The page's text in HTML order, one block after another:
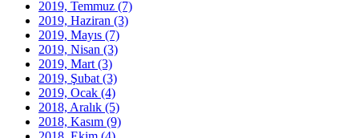
2019, Temmuz (7)
2019, Haziran (3)
2019, Mayıs (7)
2019, Nisan (3)
2019, Mart (3)
2019, Şubat (3)
2019, Ocak (4)
2018, Aralık (5)
2018, Kasım (9)